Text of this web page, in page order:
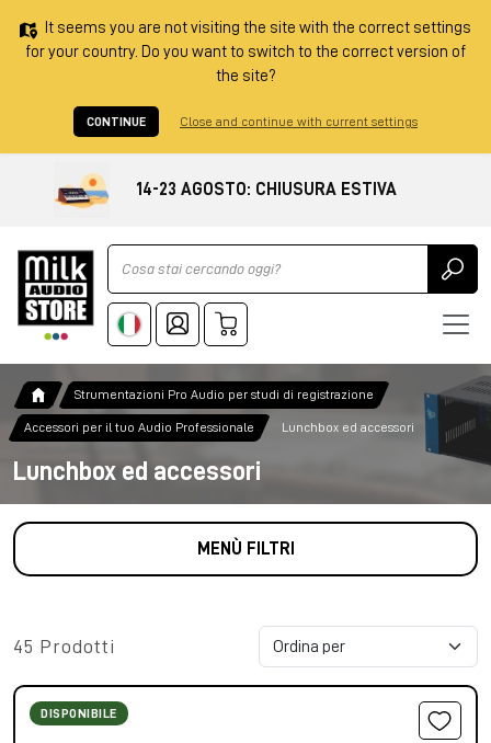
It seems you are not visiting the site with the correct settings
for your country. Do you want to switch to the correct version of
the site?
CONTINUE Close and continue with current settings
14-23 AGOSTO: CHIUSURA ESTIVA
Ricerca
Strumentazioni Pro Audio per studi di registrazione
Accessori per il tuo Audio Professionale Lunchbox ed accessori
Lunchbox ed accessori
MENÙ FILTRI
45 Prodotti
DISPONIBILE